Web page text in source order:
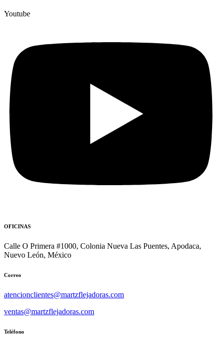
Youtube
OFICINAS
Calle O Primera #1000, Colonia Nueva Las Puentes, Apodaca,
Nuevo León, México
Correo
atencionclientes@martzflejadoras.com
ventas@martzflejadoras.com
Teléfono